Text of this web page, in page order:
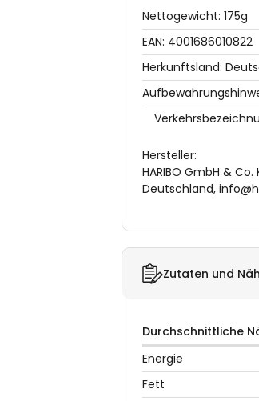
Nettogewicht: 175g
EAN: 4001686010822
Herkunftsland:
Hersteller:
HARIBO GmbH &
Deutschland,
Zutaten und
Durchschnittliche
Energie
Fett